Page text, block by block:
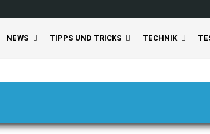
NEWS TIPPS UND TRICKS TECHNIK